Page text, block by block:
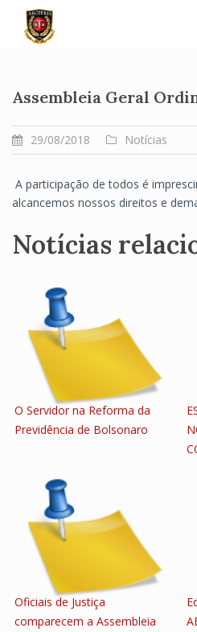
content
Assembleia Geral
29/08/2018 Notícias
A participação de todos é
alcancemos nossos direitos e
Notícias
O Servidor na Reforma da
Previdência de Bolsonaro
Oficiais de Justiça
comparecem a Assembleia